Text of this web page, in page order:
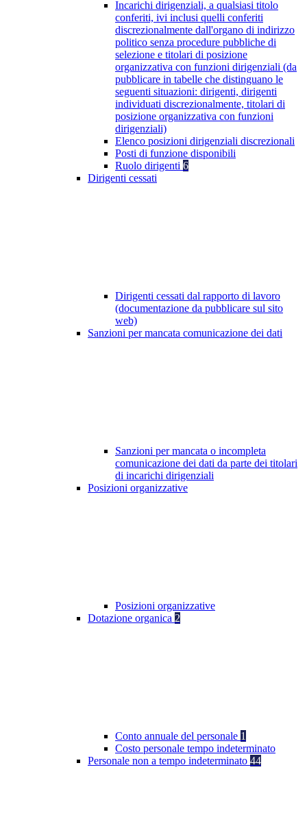
Incarichi dirigenziali, a qualsiasi titolo
conferiti, ivi inclusi quelli conferiti
discrezionalmente dall'organo di indirizzo
politico senza procedure pubbliche di
selezione e titolari di posizione
organizzativa con funzioni dirigenziali (da
pubblicare in tabelle che distinguano le
seguenti situazioni: dirigenti, dirigenti
individuati discrezionalmente, titolari di
posizione organizzativa con funzioni
dirigenziali)
Elenco posizioni dirigenziali discrezionali
Posti di funzione disponibili
Ruolo dirigenti 6
Dirigenti cessati
Dirigenti cessati dal rapporto di lavoro
(documentazione da pubblicare sul sito
web)
Sanzioni per mancata comunicazione dei dati
Sanzioni per mancata o incompleta
comunicazione dei dati da parte dei titolari
di incarichi dirigenziali
Posizioni organizzative
Posizioni organizzative
Dotazione organica 2
Conto annuale del personale 1
Costo personale tempo indeterminato
Personale non a tempo indeterminato 44